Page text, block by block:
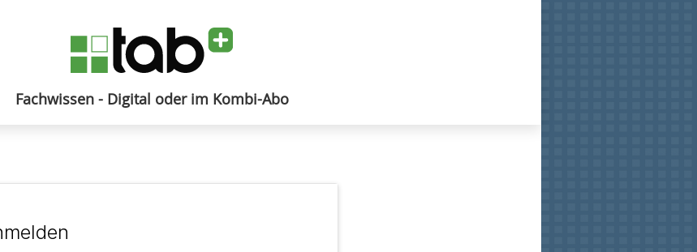
Fachwissen - Digital oder im Kombi-Abo